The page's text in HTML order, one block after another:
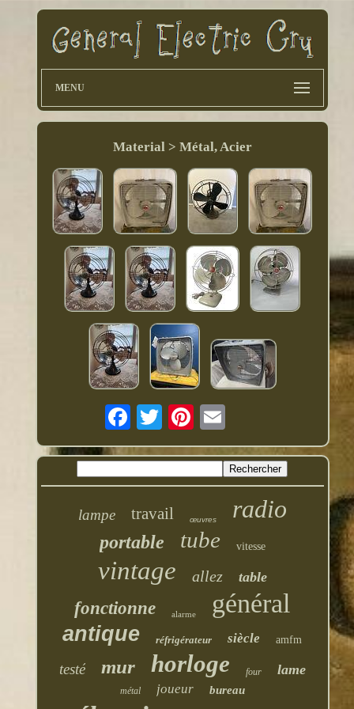
MENU
Material > Métal, Acier
lampe travail œuvres radio
portable tube vitesse
vintage allez table
fonctionne alarme général
antique réfrigérateur siècle amfm
testé mur horloge four lame
métal joueur bureau